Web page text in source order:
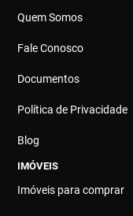
Quem Somos
Fale Conosco
Documentos
Política de Privacidade
Blog
IMÓVEIS
Imóveis para comprar